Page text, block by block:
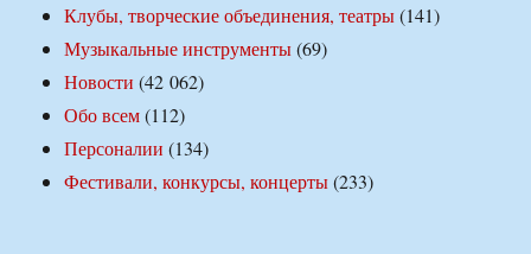
Клубы, творческие объединения, театры(141)
Музыкальные инструменты(69)
Новости (42 062)
Обо всем(112)
Персоналии (134)
Фестивали, конкурсы, концерты(233)